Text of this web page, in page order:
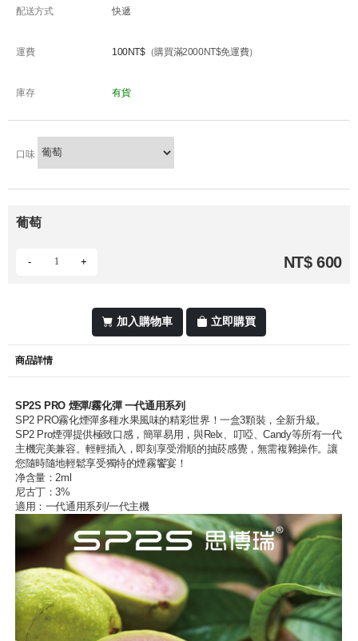
配送方式 快遞
運費 100NT$（購買滿2000NT$免運費）
庫存 有貨
口味
葡萄
- + NT$ 600
加入購物車 立即購買
商品詳情
SP2S PRO 煙彈/霧化彈 一代通用系列
SP2 PRO霧化煙彈多種水果風味的精彩世界！一盒3顆裝，全新升級。
SP2 Pro煙彈提供極致口感，簡單易用，與Relx、叮啞、Candy等所有一代
主機完美兼容。輕輕插入，即刻享受滑順的抽菸感覺，無需複雜操作。讓
您隨時隨地輕鬆享受獨特的煙霧饗宴！
净含量：2ml
尼古丁：3%
適用：一代通用系列/一代主機